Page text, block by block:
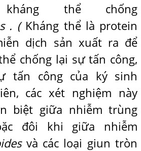
thể chống
. ( Kháng thể là protein
dịch sản xuất ra để
chống lại sự tấn công,
tấn công của ký sinh
các xét nghiệm này
biệt giữa nhiễm trùng
đôi khi giữa nhiễm
và các loại giun tròn